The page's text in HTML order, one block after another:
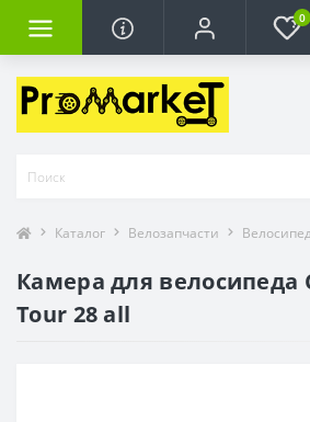
0
Каталог Велозапчасти
Камера для велосипеда
Tour 28 all